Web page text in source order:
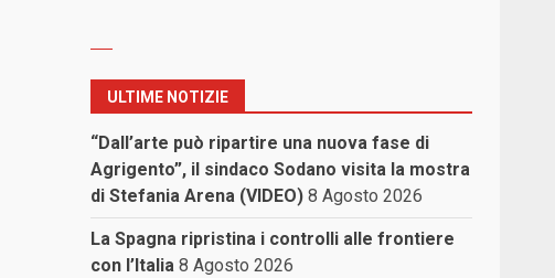
ULTIME NOTIZIE
“Dall’arte può ripartire una nuova fase di
Agrigento”, il sindaco Sodano visita la mostra
di Stefania Arena (VIDEO) 8 Agosto 2026
La Spagna ripristina i controlli alle frontiere
con l’Italia 8 Agosto 2026